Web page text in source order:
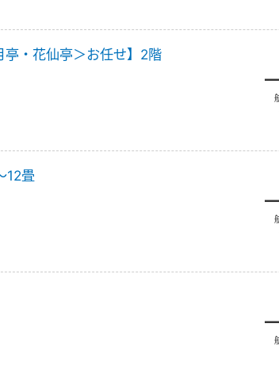
亭・花仙亭＞お任せ】2階
12畳